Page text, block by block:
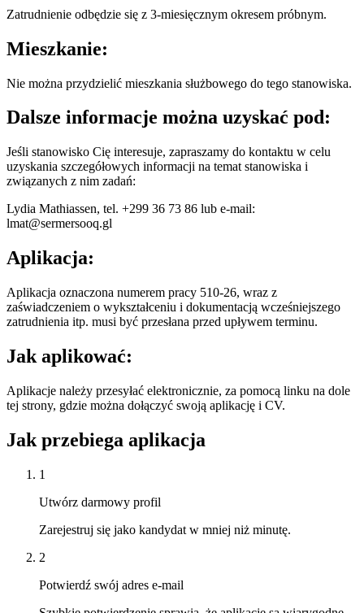
Zatrudnienie odbędzie się z 3-miesięcznym okresem próbnym.
Mieszkanie:
Nie można przydzielić mieszkania służbowego do tego stanowiska.
Dalsze informacje można uzyskać pod:
Jeśli stanowisko Cię interesuje, zapraszamy do kontaktu w celu
uzyskania szczegółowych informacji na temat stanowiska i
związanych z nim zadań:
Lydia Mathiassen, tel. +299 36 73 86 lub e-mail:
lmat@sermersooq.gl
Aplikacja:
Aplikacja oznaczona numerem pracy 510-26, wraz z
zaświadczeniem o wykształceniu i dokumentacją wcześniejszego
zatrudnienia itp. musi być przesłana przed upływem terminu.
Jak aplikować:
Aplikacje należy przesyłać elektronicznie, za pomocą linku na dole
tej strony, gdzie można dołączyć swoją aplikację i CV.
Jak przebiega aplikacja
1
Utwórz darmowy profil
Zarejestruj się jako kandydat w mniej niż minutę.
2
Potwierdź swój adres e-mail